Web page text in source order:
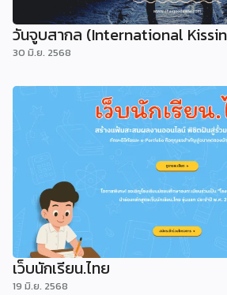
วันจูบสากล (International
30 มิ.ย. 2568
เว็บนักเรียน.ไทย
19 มิ.ย. 2568